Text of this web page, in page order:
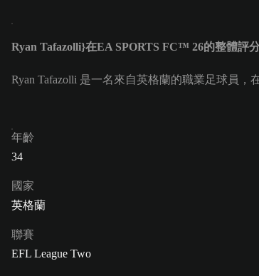
Ryan Tafazolli}在EA SPORTS FC™ 26的整體評
Ryan Tafazolli 是一名來自英格蘭的職業足球員，
年齡
34
國家
英格蘭
聯賽
EFL League Two